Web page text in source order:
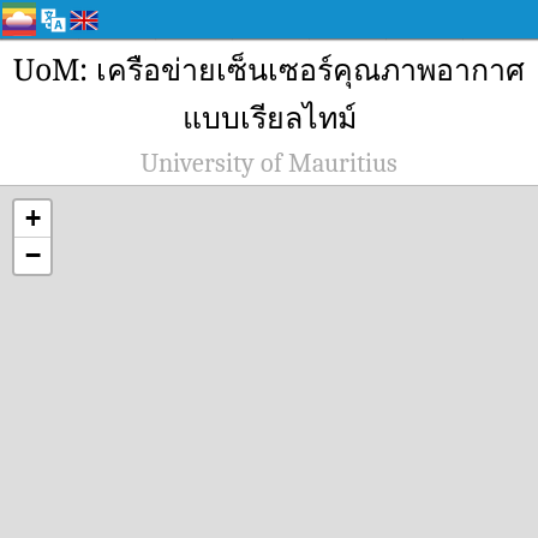
UoM: เครือข่ายเซ็นเซอร์คุณภาพอากาศ
แบบเรียลไทม์
University of Mauritius
+
−